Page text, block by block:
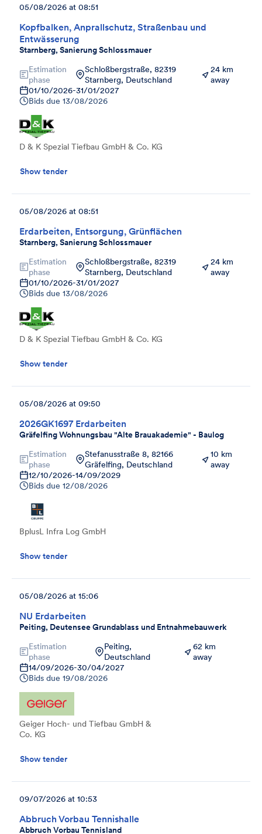
Kopfbalken, Anprallschutz, Straßenbau und
Entwässerung
Starnberg, Sanierung Schlossmauer
05/08/2026 at 08:51
Estimation
phase
Schloßbergstraße, 82319
Starnberg, Deutschland
24 km
away
01/10/2026-31/01/2027
Bids due 13/08/2026
D & K Spezial Tiefbau GmbH & Co. KG
Show tender
Erdarbeiten, Entsorgung, Grünflächen
Starnberg, Sanierung Schlossmauer
05/08/2026 at 08:51
Estimation
phase
Schloßbergstraße, 82319
Starnberg, Deutschland
24 km
away
01/10/2026-31/01/2027
Bids due 13/08/2026
D & K Spezial Tiefbau GmbH & Co. KG
Show tender
2026GK1697 Erdarbeiten
Gräfelfing Wohnungsbau "Alte Brauakademie" - Baulog
05/08/2026 at 09:50
Estimation
phase
Stefanusstraße 8, 82166
Gräfelfing, Deutschland
10 km
away
12/10/2026-14/09/2029
Bids due 12/08/2026
BplusL Infra Log GmbH
Show tender
NU Erdarbeiten
Peiting, Deutensee Grundablass und Entnahmebauwerk
05/08/2026 at 15:06
Estimation
phase
Peiting,
Deutschland
62 km
away
14/09/2026-30/04/2027
Bids due 19/08/2026
Geiger Hoch- und Tiefbau GmbH &
Co. KG
Show tender
Abbruch Vorbau Tennishalle
Abbruch Vorbau Tennisland
09/07/2026 at 10:53